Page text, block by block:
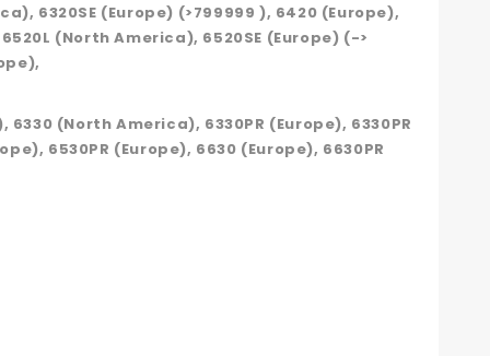
6320SE (Europe) (>799999 ), 6420 (Europe),
(North America), 6520SE (Europe) (->
(North America), 6330PR (Europe), 6330PR
6530PR (Europe), 6630 (Europe), 6630PR